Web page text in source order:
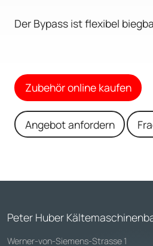
Der Bypass ist flexibel
Zubehör online kaufen
Angebot anfordern
Peter Huber
Werner-von-Siemens-Strasse 1